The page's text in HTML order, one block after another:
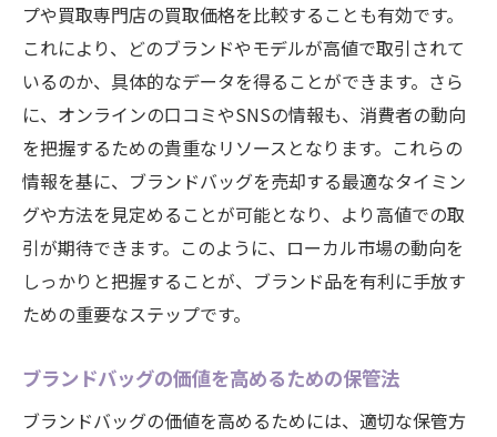
失敗しないためのリスク管理
長期的な視点でのブランド品の活用
地域の特性を活かしたブランド品の賢い売却法
大府市の文化を理解した売却アプローチ
地域特有の購買心理を活用する
ローカルイベントを利用した販売戦略
地元ネットワークを活かした売却
ブランド品の差別化ポイントを強調する
地域密着型サービスの提供法
プや買取専門店の買取価格を比較することも有効です。
これにより、どのブランドやモデルが高値で取引されて
いるのか、具体的なデータを得ることができます。さら
に、オンラインの口コミやSNSの情報も、消費者の動向
を把握するための貴重なリソースとなります。これらの
情報を基に、ブランドバッグを売却する最適なタイミン
グや方法を見定めることが可能となり、より高値での取
引が期待できます。このように、ローカル市場の動向を
しっかりと把握することが、ブランド品を有利に手放す
ための重要なステップです。
ブランドバッグの価値を高めるための保管法
ブランドバッグの価値を高めるためには、適切な保管方